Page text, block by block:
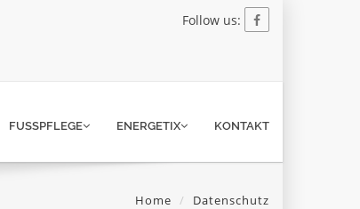
Follow us:
FUSSPFLEGE ENERGETIX KONTAKT
Home Datenschutz